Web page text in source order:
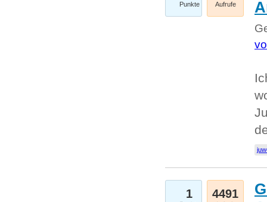
Punkte Aufrufe
1 4491